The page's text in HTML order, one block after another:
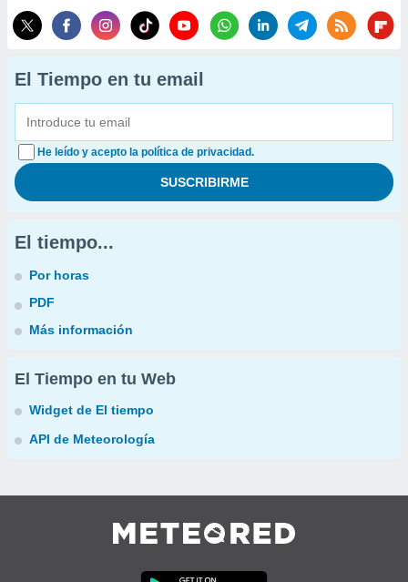
El Tiempo en tu email
He leído y acepto la política de privacidad.
El tiempo...
Por horas
PDF
Más información
El Tiempo en tu Web
Widget de El tiempo
API de Meteorología